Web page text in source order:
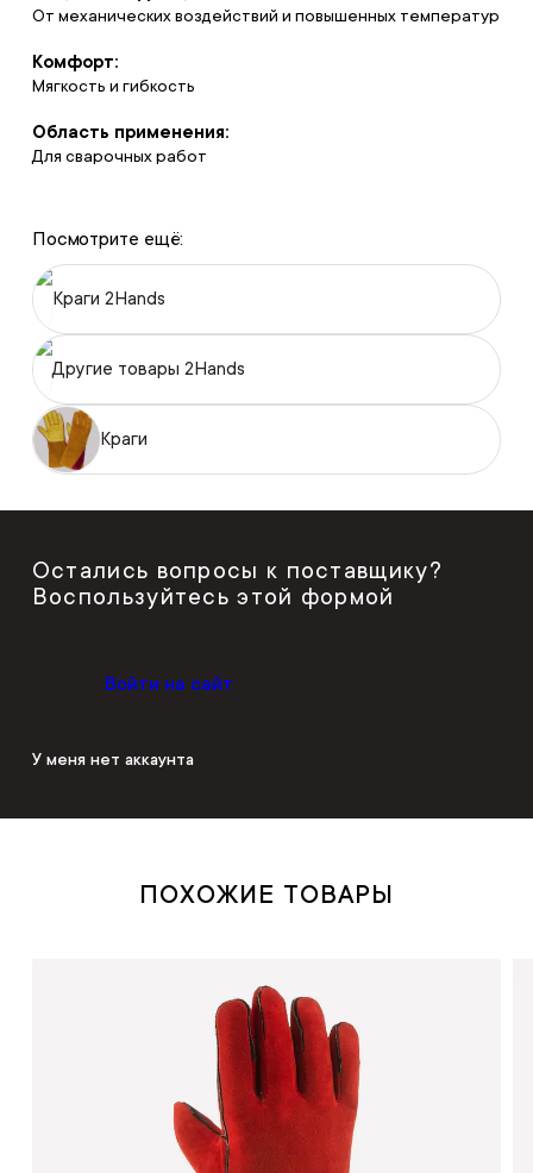
От механических воздействий и повышенных температур
Комфорт:
Мягкость и гибкость
Область применения:
Для сварочных работ
Посмотрите ещё:
Краги 2Hands
Другие товары 2Hands
Краги
Остались вопросы к поставщику?
Воспользуйтесь этой формой
Войти на сайт
У меня нет аккаунта
ПОХОЖИЕ ТОВАРЫ